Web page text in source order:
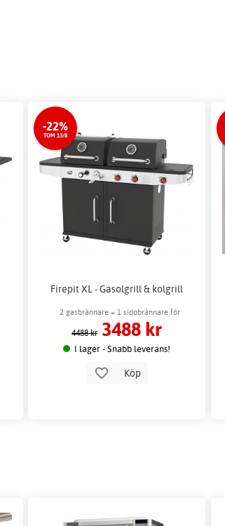
-22%
TOM 13/8
Firepit XL - Gasolgrill & kolgrill
2 gasbrännare + 1 sidobrännare för
värmehållning
4488 kr 3488 kr
I lager - Snabb leverans!
Köp